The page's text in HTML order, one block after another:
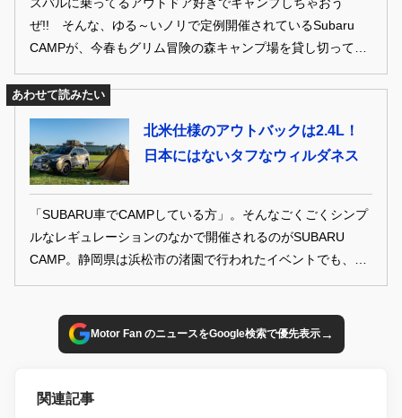
ぜ!! そんな、ゆる～いノリで定例開催されているSubaru
CAMPが、今春もグリム冒険の森キャンプ場を貸し切って大
け付け、 豪華景品が用意されたお楽しみ会から焚火トークま
たオーナーさんをご紹介します！
あわせて読みたい
北米仕様のアウトバックは2.4L！
日本にはないタフなウィルダネス
「SUBARU車でCAMPしている方」。そんなごくごくシンプ
ルなレギュレーションのなかで開催されるのがSUBARU
CAMP。静岡県は浜松市の渚園で行われたイベントでも、た
Motor Fan のニュースをGoogle検索で優先表示→
関連記事